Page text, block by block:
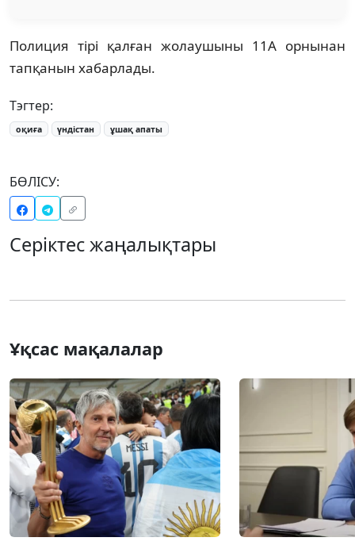
Полиция тірі қалған жолаушыны 11А орнынан
тапқанын хабарлады.
Тэгтер:
оқиға үндістан ұшақ апаты
БӨЛІСУ:
Серіктес жаңалықтары
Ұқсас мақалалар